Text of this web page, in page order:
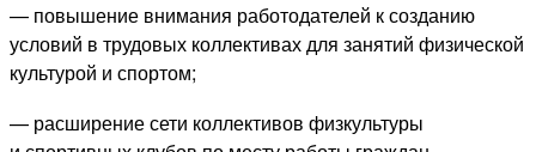
— повышение внимания работодателей к созданию
условий в трудовых коллективах для занятий физической
культурой и спортом;
— расширение сети коллективов физкультуры